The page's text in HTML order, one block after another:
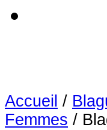
Accueil /
Femmes /